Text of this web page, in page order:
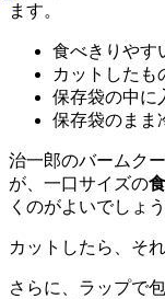
ます。
食べきりやす
カットしたも
保存袋の中に
保存袋のまま
治一郎のバームク
が、一口サイズの
くのがよいでしょう
カットしたら、そ
さらに、ラップで